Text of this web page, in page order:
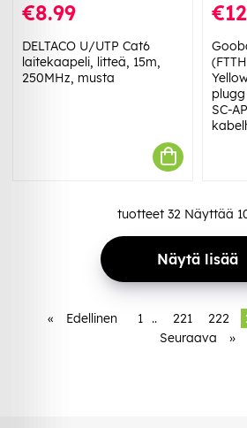
€8.99
DELTACO U/UTP Cat6
laitekaapeli, litteä, 15m,
250MHz, musta
plugg
SC-
tuotteet 32Näyttää
Näytä lisää
« Edellinen 1 .. 221 222
Seuraava
»